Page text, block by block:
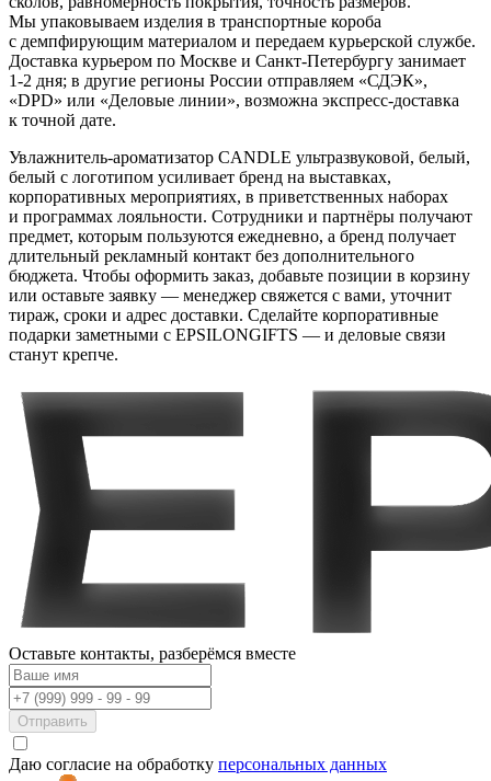
Мы упаковываем изделия в транспортные короба
с демпфирующим материалом и передаем курьерской службе.
Доставка курьером по Москве и Санкт-Петербургу занимает
1-2 дня; в другие регионы России отправляем «СДЭК»,
«DPD» или «Деловые линии», возможна экспресс-доставка
к точной дате.
Увлажнитель-ароматизатор CANDLE ультразвуковой, белый,
белый с логотипом усиливает бренд на выставках,
корпоративных мероприятиях, в приветственных наборах
и программах лояльности. Сотрудники и партнёры получают
предмет, которым пользуются ежедневно, а бренд получает
длительный рекламный контакт без дополнительного
бюджета. Чтобы оформить заказ, добавьте позиции в корзину
или оставьте заявку — менеджер свяжется с вами, уточнит
тираж, сроки и адрес доставки. Сделайте корпоративные
подарки заметными с EPSILONGIFTS — и деловые связи
станут крепче.
Оставьте контакты, разберёмся вместе
Отправить
Даю согласие на обработку персональных данных